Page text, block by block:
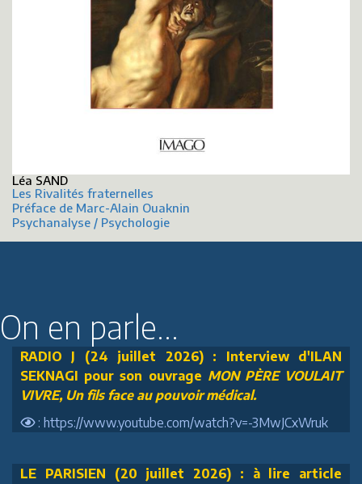
Léa SAND
Les Rivalités fraternelles
Préface de Marc-Alain Ouaknin
Psychanalyse / Psychologie
On en parle...
RADIO J (24 juillet 2026) : Interview d'ILAN
SEKNAGI pour son ouvrage MON PÈRE VOULAIT
VIVRE, Un fils face au pouvoir médical.
: https://www.youtube.com/watch?v=-3MwJCxWruk
LE PARISIEN (20 juillet 2026) : à lire article